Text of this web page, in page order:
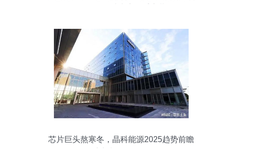
芯片巨头熬寒冬，晶科能源2025趋势前瞻